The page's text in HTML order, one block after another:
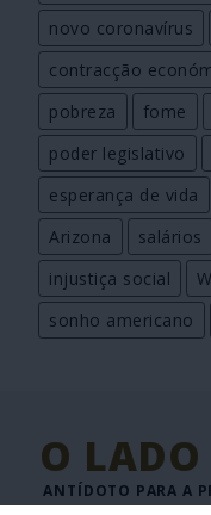
novo coronavírus
contracção
pobreza
fome
poder legislativo
esperança de vida
Arizona
salários
injustiça social
sonho americano
O LADO
ANTÍDOTO PARA A